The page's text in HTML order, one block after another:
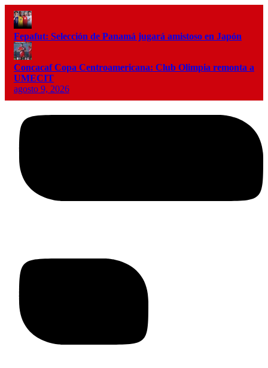
Fepafut: Selección de Panamá jugará amistoso en Japón
Concacaf Copa Centroamericana: Club Olimpia remonta a
UMECIT
agosto 9, 2026